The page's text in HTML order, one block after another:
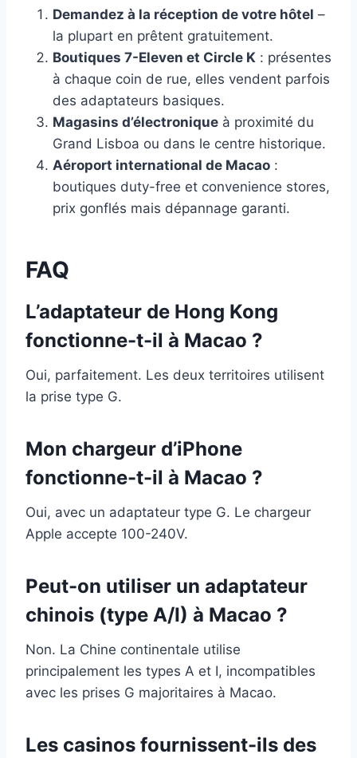
Demandez à la réception de votre hôtel –
la plupart en prêtent gratuitement.
Boutiques 7-Eleven et Circle K : présentes
à chaque coin de rue, elles vendent parfois
des adaptateurs basiques.
Magasins d’électronique à proximité du
Grand Lisboa ou dans le centre historique.
Aéroport international de Macao :
boutiques duty-free et convenience stores,
prix gonflés mais dépannage garanti.
FAQ
L’adaptateur de Hong Kong
fonctionne-t-il à Macao ?
Oui, parfaitement. Les deux territoires utilisent
la prise type G.
Mon chargeur d’iPhone
fonctionne-t-il à Macao ?
Oui, avec un adaptateur type G. Le chargeur
Apple accepte 100-240V.
Peut-on utiliser un adaptateur
chinois (type A/I) à Macao ?
Non. La Chine continentale utilise
principalement les types A et I, incompatibles
avec les prises G majoritaires à Macao.
Les casinos fournissent-ils des